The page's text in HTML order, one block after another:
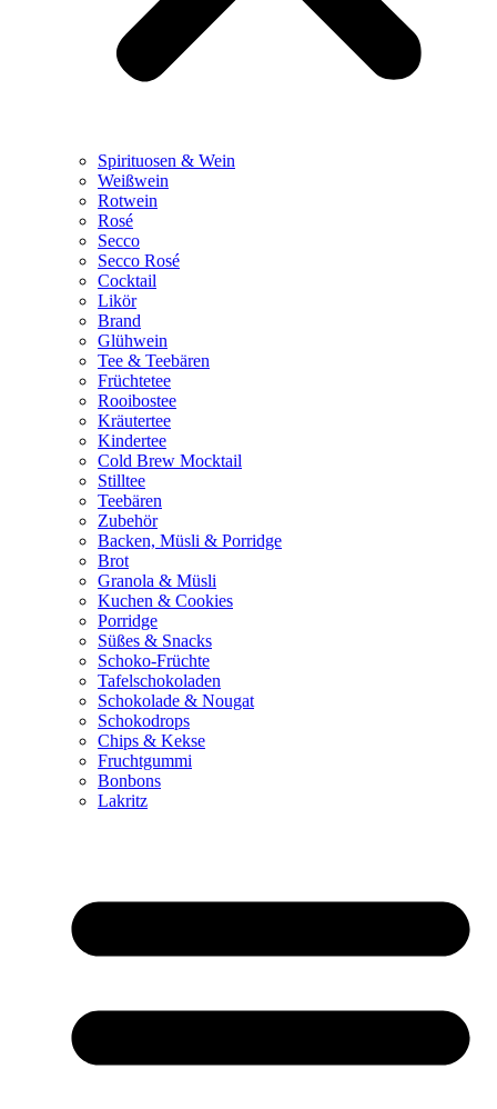
Spirituosen & Wein
Weißwein
Rotwein
Rosé
Secco
Secco Rosé
Cocktail
Likör
Brand
Glühwein
Tee & Teebären
Früchtetee
Rooibostee
Kräutertee
Kindertee
Cold Brew Mocktail
Stilltee
Teebären
Zubehör
Backen, Müsli & Porridge
Brot
Granola & Müsli
Kuchen & Cookies
Porridge
Süßes & Snacks
Schoko-Früchte
Tafelschokoladen
Schokolade & Nougat
Schokodrops
Chips & Kekse
Fruchtgummi
Bonbons
Lakritz